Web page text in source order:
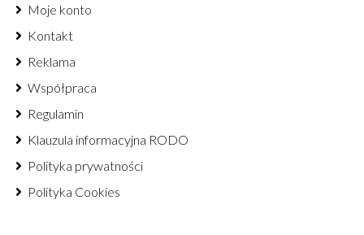
Moje konto
Kontakt
Reklama
Współpraca
Regulamin
Klauzula informacyjna RODO
Polityka prywatności
Polityka Cookies